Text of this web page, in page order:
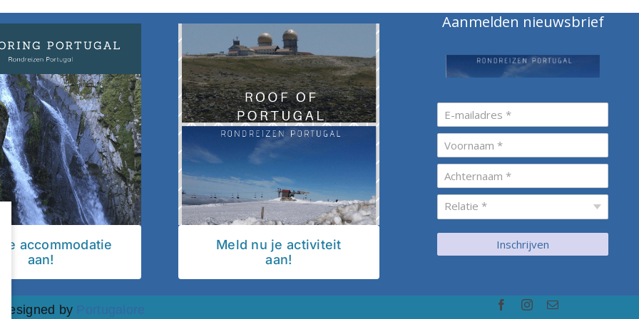
je accommodatie
aan!
Meld nu je activiteit
aan!
Aanmelden nieuwsbrief
Inschrijven
by Portugalore